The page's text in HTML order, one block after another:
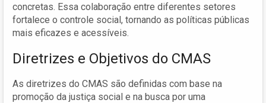
concretas. Essa colaboração entre diferentes setores
fortalece o controle social, tornando as políticas públicas
mais eficazes e acessíveis.
Diretrizes e Objetivos do CMAS
As diretrizes do CMAS são definidas com base na
promoção da justiça social e na busca por uma